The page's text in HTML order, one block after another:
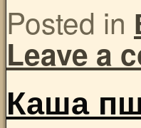
Posted in
Leave a
Каша